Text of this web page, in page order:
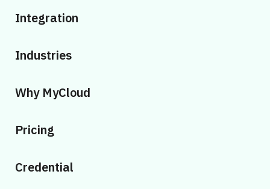
Integration
Industries
Why MyCloud
Pricing
Credential